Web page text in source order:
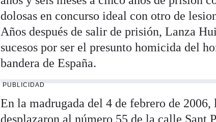
dolosas en concurso ideal con otro de
Años después de salir de prisión, Lanza
sucesos por ser el presunto homicida del
bandera de España.
PUBLICIDAD
En la madrugada del 4 de febrero de 2006,
desplazaron al número 55 de la calle Sant